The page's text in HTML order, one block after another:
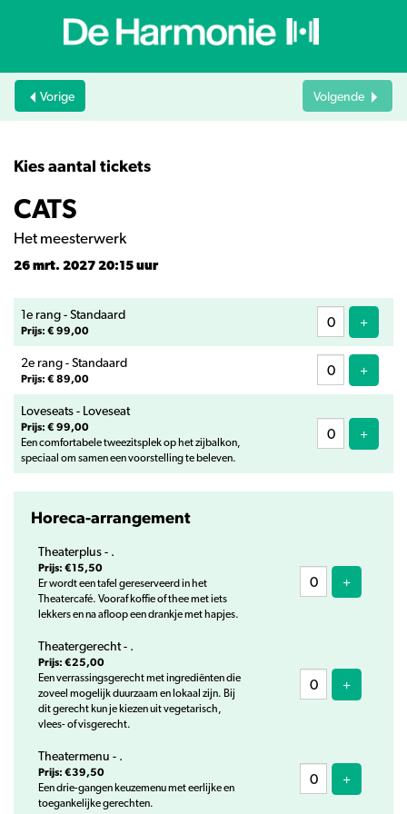
Vorige Volgende
Kies aantal tickets
CATS
Het meesterwerk
26 mrt. 2027 20:15 uur
Aantal
1e rang - Standaard
Prijs: € 99,00
+Voeg
2e rang - Standaard
Prijs: € 89,00
+Voeg
Loveseats - Loveseat
Prijs: € 99,00
Een comfortabele tweezitsplek op het zijbalkon,
speciaal om samen een voorstelling te beleven.
+Voeg
Horeca-arrangement
Theaterplus - .
Prijs: €15,50
Er wordt een tafel gereserveerd in het
Theatercafé. Vooraf koffie of thee met iets
lekkers en na afloop een drankje met hapjes.
+Voeg
Theatergerecht - .
Prijs: €25,00
Een verrassingsgerecht met ingrediënten die
zoveel mogelijk duurzaam en lokaal zijn. Bij
dit gerecht kun je kiezen uit vegetarisch,
vlees- of visgerecht.
+Voeg
Theatermenu - .
Prijs: €39,50
Een drie-gangen keuzemenu met eerlijke en
toegankelijke gerechten.
+Voeg